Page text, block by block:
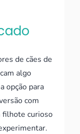
de cães de
algo
opção para
com
filhote curioso